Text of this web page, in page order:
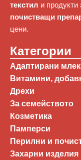
текстил и продукти
почистващи
цени.
Категории
Адаптирани
Витамини,
Дрехи
За семейството
Козметика
Памперси
Перилни и
Захарни изделия